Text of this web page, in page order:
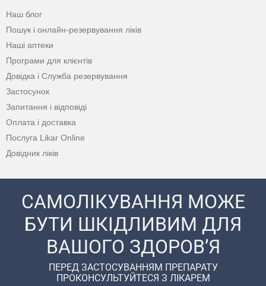
Наш блог
Пошук і онлайн-резервування ліків
Наші аптеки
Програми для клієнтів
Довідка і Служба резервування
Застосунок
Запитання і відповіді
Оплата і доставка
Послуга Likar Online
Довідник ліків
САМОЛІКУВАННЯ МОЖЕ
БУТИ ШКІДЛИВИМ ДЛЯ
ВАШОГО ЗДОРОВ’Я
ПЕРЕД ЗАСТОСУВАННЯМ ПРЕПАРАТУ
ПРОКОНСУЛЬТУЙТЕСЯ З ЛІКАРЕМ